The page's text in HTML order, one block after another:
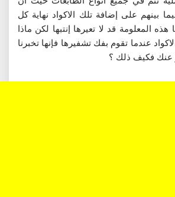
بينهم على إضافة تلك الاكواد نهاية كل
المعلومة قد لا تعيرها إنتبها لكن ماذا
عندما تقوم بفك تشفيرها فإنها تخبرنا
عنك فكيف ذلك ؟